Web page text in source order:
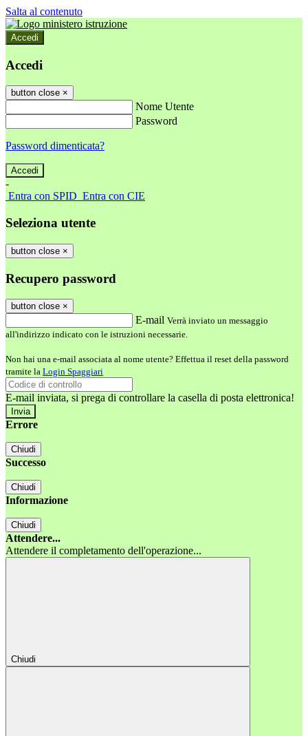
Salta al contenuto
Accedi
Accedi
button close ×
Nome Utente
Password
Password dimenticata?
-
Entra con SPID Entra con CIE
Seleziona utente
button close ×
Recupero password
button close ×
E-mail Verrà inviato un messaggio
all'indirizzo indicato con le istruzioni necessarie.
Non hai una e-mail associata al nome utente? Effettua il reset della password
tramite la Login Spaggiari
E-mail inviata, si prega di controllare la casella di posta elettronica!
Errore
Chiudi
Successo
Chiudi
Informazione
Chiudi
Attendere...
Attendere il completamento dell'operazione...
Chiudi